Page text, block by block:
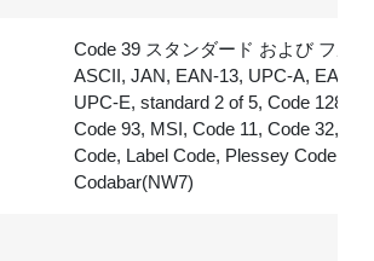
Code 39 スタンダード および フル
ASCII, JAN, EAN-13, UPC-A, EAN-8,
UPC-E, standard 2 of 5, Code 128,
Code 93, MSI, Code 11, Code 32,
Code, Label Code, Plessey Code,
Codabar(NW7)